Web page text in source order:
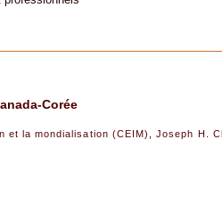
Corée
et la mondialisation (CEIM)
,Joseph H.